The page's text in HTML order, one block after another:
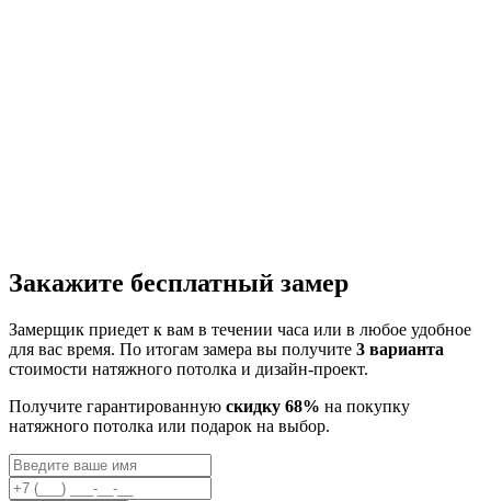
Закажите бесплатный замер
Замерщик приедет к вам в течении часа или в любое удобное
для вас время. По итогам замера вы получите 3 варианта
стоимости натяжного потолка и дизайн-проект.
Получите гарантированную скидку 68% на покупку
натяжного потолка или подарок на выбор.